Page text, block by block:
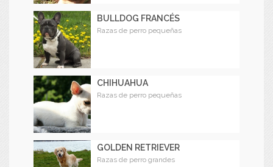
BULLDOG FRANCÉS
Razas de perro pequeñas
CHIHUAHUA
Razas de perro pequeñas
GOLDEN RETRIEVER
Razas de perro grandes